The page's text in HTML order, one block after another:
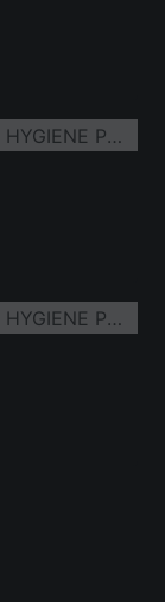
Lkw Zufahrt zum Werksgelände SCA HYGIENE PRODUCTS GmbH am Altrhein im Ortsteil Waldhof
Lkw Zufahrt zum Werksgelände SCA HYGIENE PRODUCTS GmbH am Altrhein im Ortsteil Waldhof